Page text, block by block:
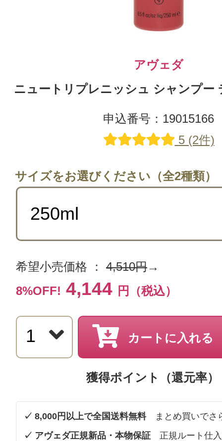
アヴェダ
ニュートリプレニッシュ シャンプー
申込番号：19015166
5 (2件)
サイズをお選びください（全2種類）
希望小売価格 ： 4,510円→
8%OFF! 4,144 円（税込）
カートに入れる
獲得ポイント（還元率）
✓ 8,000円以上で全国送料無料まとめ買いでさ
✓ アヴェダ正規新品・本物保証 正規ルート仕